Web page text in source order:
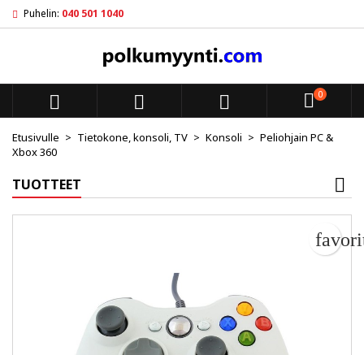
Puhelin: 040 501 1040
   0
Etusivulle Tietokone, konsoli, TV Konsoli
Peliohjain PC &
Xbox 360
TUOTTEET
My wishlists
add_circle_outline
Create new list
Luo toivelista
Toivelistan nimi
Kirjaudu sisään
Sinun pitää olla kirjautunut jotta voit lisätä tuotteita